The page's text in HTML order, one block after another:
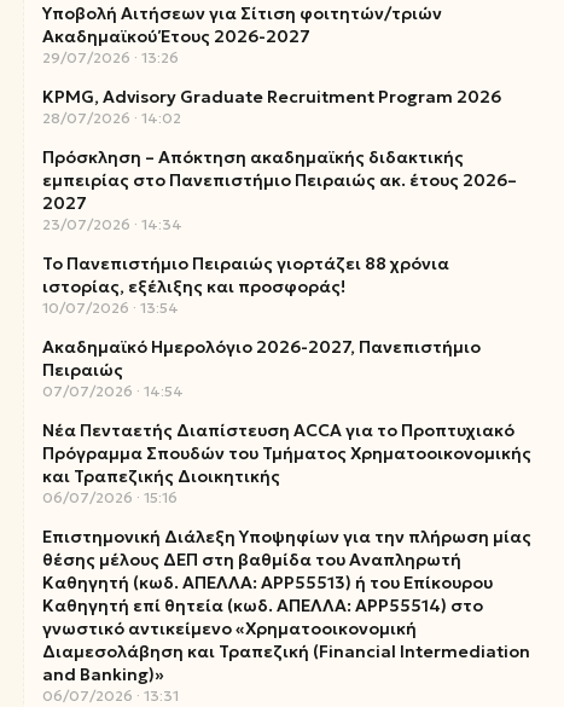
Υποβολή Αιτήσεων για Σίτιση φοιτητών/τριών
Ακαδημαϊκού Έτους 2026-2027
29/07/2026 13:26
KPMG, Advisory Graduate Recruitment Program 2026
28/07/2026 14:02
Πρόσκληση – Απόκτηση ακαδημαϊκής διδακτικής
εμπειρίας στο Πανεπιστήμιο Πειραιώς ακ. έτους 2026–
2027
23/07/2026 14:34
Το Πανεπιστήμιο Πειραιώς γιορτάζει 88 χρόνια
ιστορίας, εξέλιξης και προσφοράς!
10/07/2026 13:54
Ακαδημαϊκό Ημερολόγιο 2026-2027, Πανεπιστήμιο
Πειραιώς
07/07/2026 14:54
Νέα Πενταετής Διαπίστευση ACCA για το Προπτυχιακό
Πρόγραμμα Σπουδών του Τμήματος Χρηματοοικονομικής
και Τραπεζικής Διοικητικής
06/07/2026 15:16
Επιστημονική Διάλεξη Υποψηφίων για την πλήρωση μίας
θέσης μέλους ΔΕΠ στη βαθμίδα του Αναπληρωτή
Καθηγητή (κωδ. ΑΠΕΛΛΑ: ΑΡΡ55513) ή του Επίκουρου
Καθηγητή επί θητεία (κωδ. ΑΠΕΛΛΑ: ΑΡΡ55514) στο
γνωστικό αντικείμενο «Χρηματοοικονομική
Διαμεσολάβηση και Τραπεζική (Financial Intermediation
and Banking)»
06/07/2026 13:31